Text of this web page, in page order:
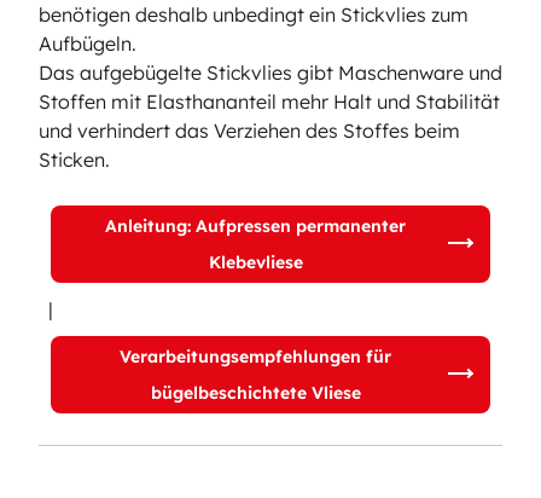
benötigen deshalb unbedingt ein Stickvlies zum
Aufbügeln.
Das aufgebügelte Stickvlies gibt Maschenware und
Stoffen mit Elasthananteil mehr Halt und Stabilität
und verhindert das Verziehen des Stoffes beim
Sticken.
Anleitung: Aufpressen permanenter
Klebevliese
|
Verarbeitungsempfehlungen für
bügelbeschichtete Vliese